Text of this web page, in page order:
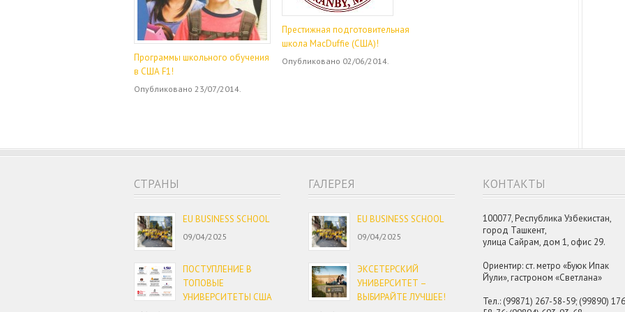
Программы школьного обучения
в США F1!
Опубликовано 23/07/2014.
Престижная подготовительная
школа MacDuffie (США)!
Опубликовано 02/06/2014.
CТРАНЫ
EU BUSINESS SCHOOL
09/04/2025
ПОСТУПЛЕНИЕ В
ТОПОВЫЕ
УНИВЕРСИТЕТЫ США
ГАЛЕРЕЯ
EU BUSINESS SCHOOL
09/04/2025
ЭКСЕТЕРСКИЙ
УНИВЕРСИТЕТ –
ВЫБИРАЙТЕ ЛУЧШЕЕ!
КОНТАКТЫ
100077, Республика Узбекистан,
город Ташкент,
улица Сайрам, дом 1, офис 29.
Ориентир: ст. метро «Буюк Ипак
Йули», гастроном «Светлана»
Тел.: (99871) 267-58-59; (99890)